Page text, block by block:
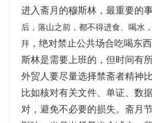
进入斋月的穆斯林，最重要的
后，落山之前，都不得进食、喝水
拜 ，绝对禁止公共场合吃喝东
斯林是需要上班的，但时间有
外贸人要尽量选择禁斋者精神
比如核对有关文件、单证、数
对，避免不必要的损失。斋月